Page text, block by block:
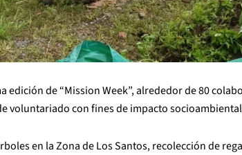
edición de “Mission Week”, alrededor de 80
voluntariado con fines de impacto
en la Zona de Los Santos, recolección de